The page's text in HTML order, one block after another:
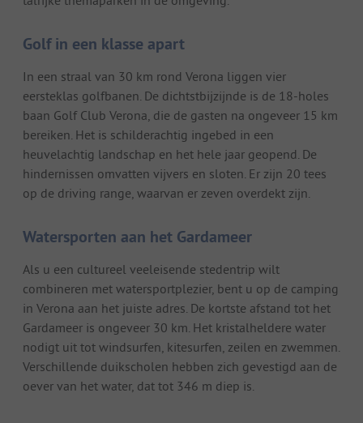
Golf in een klasse apart
In een straal van 30 km rond Verona liggen vier
eersteklas golfbanen. De dichtstbijzijnde is de 18-holes
baan Golf Club Verona, die de gasten na ongeveer 15 km
bereiken. Het is schilderachtig ingebed in een
heuvelachtig landschap en het hele jaar geopend. De
hindernissen omvatten vijvers en sloten. Er zijn 20 tees
op de driving range, waarvan er zeven overdekt zijn.
Watersporten aan het Gardameer
Als u een cultureel veeleisende stedentrip wilt
combineren met watersportplezier, bent u op de camping
in Verona aan het juiste adres. De kortste afstand tot het
Gardameer is ongeveer 30 km. Het kristalheldere water
nodigt uit tot windsurfen, kitesurfen, zeilen en zwemmen.
Verschillende duikscholen hebben zich gevestigd aan de
oever van het water, dat tot 346 m diep is.